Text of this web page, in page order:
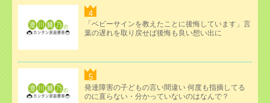
「ベビーサインを教えたことに後悔しています」言
葉の遅れを取り戻せば後悔も良い想い出に
発達障害の子どもの言い間違い 何度も指摘してる
のに直らない・分かっていないのはなんで？